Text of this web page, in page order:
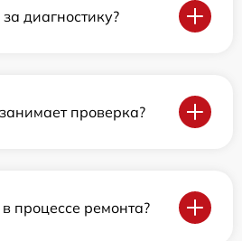
диагностику?
проверка?
процессе ремонта?